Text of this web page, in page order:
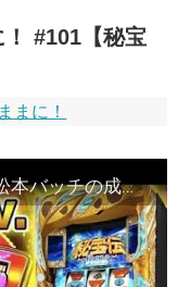
#101【秘宝
まに！
【秘宝伝Rev.の楽しさを伝授！】松本バッチの成すがままに！第101話＜松本バッチ・鬼Dイッチー＞秘宝伝 Ｒｅｖ．［パチスロ・スロット］